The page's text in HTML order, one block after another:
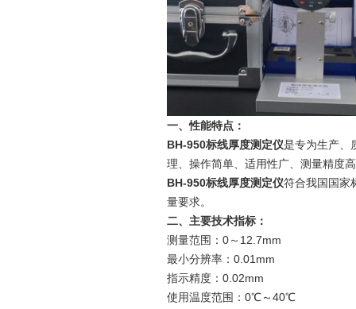
一、性能特点：
BH-950标线厚度测定仪是专为生产、
理、操作简单、适用性广、测量精度
BH-950标线厚度测定仪符合我国国家
量要求。
二、主要技术指标：
测量范围：0～12.7mm
最小分辨率：0.01mm
指示精度：0.02mm
使用温度范围：0℃～40℃